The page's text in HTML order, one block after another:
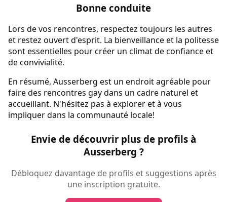
Bonne conduite
Lors de vos rencontres, respectez toujours les autres
et restez ouvert d'esprit. La bienveillance et la politesse
sont essentielles pour créer un climat de confiance et
de convivialité.
En résumé, Ausserberg est un endroit agréable pour
faire des rencontres gay dans un cadre naturel et
accueillant. N'hésitez pas à explorer et à vous
impliquer dans la communauté locale!
Envie de découvrir plus de profils à
Ausserberg ?
Débloquez davantage de profils et suggestions après
une inscription gratuite.